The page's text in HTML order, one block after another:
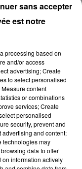
André Malraux
Spectacle-
est notre
processing based on
and/or access
advertising; Create
to select personalised
content
or combinations
services; Create
personalised
security, prevent and
advertising and content;
technologies may
data to offer
information actively
sans accepter